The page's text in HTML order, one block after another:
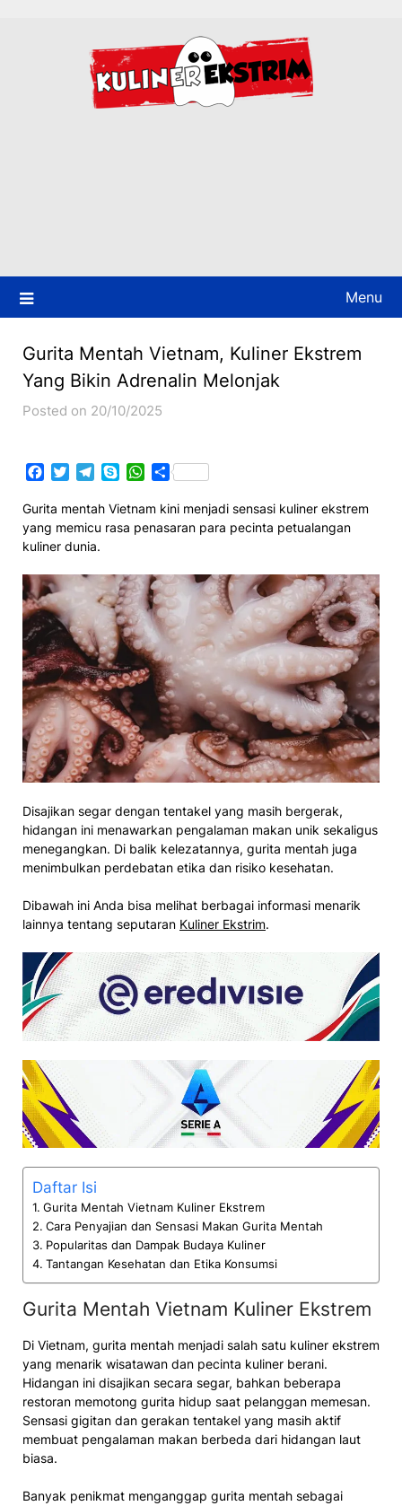
Menu
Gurita Mentah Vietnam, Kuliner Ekstrem
Yang Bikin Adrenalin Melonjak
Posted on 20/10/2025
Facebook
TwitterTelegram
SkypeWhatsApp
Share
Gurita mentah Vietnam kini menjadi sensasi kuliner ekstrem
yang memicu rasa penasaran para pecinta petualangan
kuliner dunia.
Disajikan segar dengan tentakel yang masih bergerak,
hidangan ini menawarkan pengalaman makan unik sekaligus
menegangkan. Di balik kelezatannya, gurita mentah juga
menimbulkan perdebatan etika dan risiko kesehatan.
Dibawah ini Anda bisa melihat berbagai informasi menarik
lainnya tentang seputaran Kuliner Ekstrim.
Daftar Isi
Gurita Mentah Vietnam Kuliner Ekstrem
Cara Penyajian dan Sensasi Makan Gurita Mentah
Popularitas dan Dampak Budaya Kuliner
Tantangan Kesehatan dan Etika Konsumsi
Gurita Mentah Vietnam Kuliner Ekstrem
Di Vietnam, gurita mentah menjadi salah satu kuliner ekstrem
yang menarik wisatawan dan pecinta kuliner berani.
Hidangan ini disajikan secara segar, bahkan beberapa
restoran memotong gurita hidup saat pelanggan memesan.
Sensasi gigitan dan gerakan tentakel yang masih aktif
membuat pengalaman makan berbeda dari hidangan laut
biasa.
Banyak penikmat menganggap gurita mentah sebagai